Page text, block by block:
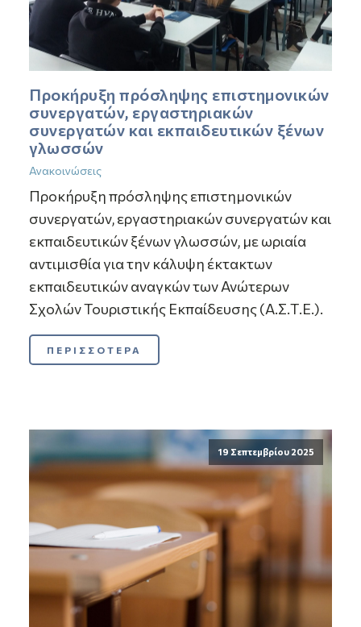
Προκήρυξη πρόσληψης επιστημονικών
συνεργατών, εργαστηριακών
συνεργατών και εκπαιδευτικών ξένων
γλωσσών
Ανακοινώσεις
Προκήρυξη πρόσληψης επιστημονικών
συνεργατών, εργαστηριακών συνεργατών και
εκπαιδευτικών ξένων γλωσσών, με ωριαία
αντιμισθία για την κάλυψη έκτακτων
εκπαιδευτικών αναγκών των Ανώτερων
Σχολών Τουριστικής Εκπαίδευσης (Α.Σ.Τ.Ε.).
ΠΕΡΙΣΣΟΤΕΡΑ
19 Σεπτεμβρίου 2025